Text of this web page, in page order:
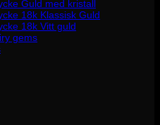
Guld med kristall
18k Klassisk Guld
18k Vitt guld
gems